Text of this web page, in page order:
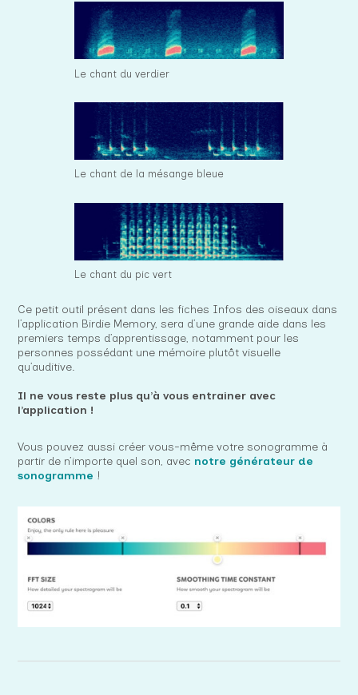
Le chant du verdier
Le chant de la mésange bleue
Le chant du pic vert
Ce petit outil présent dans les fiches Infos des oiseaux dans
l’application Birdie Memory, sera d’une grande aide dans les
premiers temps d’apprentissage, notamment pour les
personnes possédant une mémoire plutôt visuelle
qu’auditive.
Il ne vous reste plus qu’à vous entrainer avec
l’application !
Vous pouvez aussi créer vous-même votre sonogramme à
partir de n’importe quel son, avec notre générateur de
sonogramme !